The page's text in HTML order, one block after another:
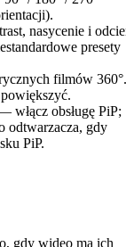
nasycenie i
presety
filmów 360°.
włącz obsługę PiP;
odtwarzacza, gdy
PiP.
gdy wideo ma ich